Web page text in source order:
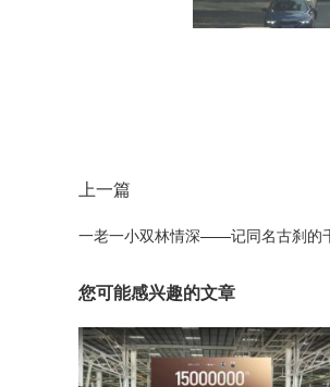
上一篇
一老一小双林情深——记同名古刹的
您可能感兴趣的文章